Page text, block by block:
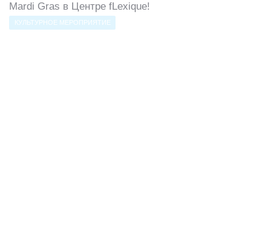
Mardi Gras в Центре fLexique!
КУЛЬТУРНОЕ МЕРОПРИЯТИЕ